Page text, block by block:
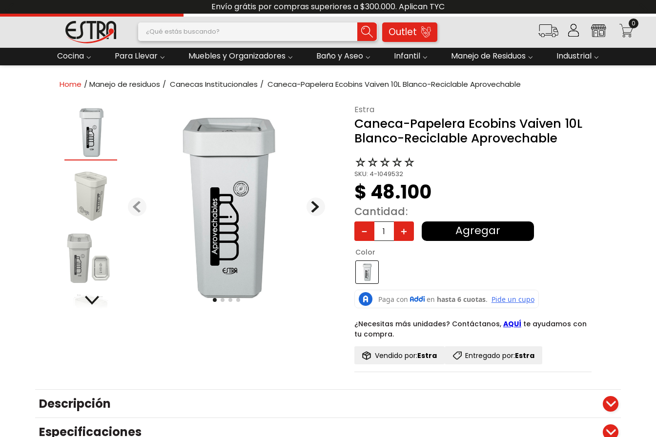
Envío grátis por compras superiores a $300.000. Aplican TYC
¿Qué estás buscando?
Outlet
0
Cocina Para Llevar Muebles y Organizadores Baño y Aseo Infantil Manejo de Residuos Industrial
Manejo de residuos Canecas Institucionales Caneca-Papelera Ecobins Vaiven 10L Blanco-Reciclable Aprovechable
estra
Caneca-Papelera Ecobins Vaiven 10L
Blanco-Reciclable Aprovechable
☆☆☆☆☆
SKU: 4-1049532
$ 48.100
Cantidad
＋
－ Agregar
Color
¿Necesitas más unidades? Contáctanos, AQUÍ te ayudamos con
tu compra.
Vendido por:Estra Entregado por:Estra
Descripción
Especificaciones
Papelera
6. Termo
Contenedor
10. Locker